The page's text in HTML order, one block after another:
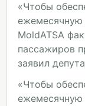
«Чтобы
ежемесячную
MoldATSA
пассажиров
заявил
«Чтобы
ежемесячную